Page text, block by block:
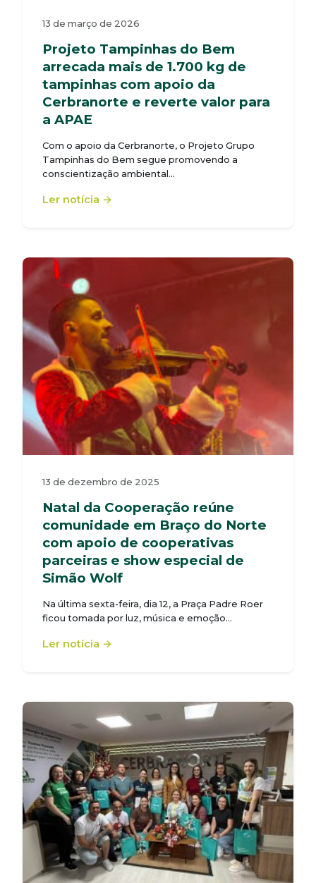
13 de março de 2026
Projeto Tampinhas do Bem
arrecada mais de 1.700 kg de
tampinhas com apoio da
Cerbranorte e reverte valor para
a APAE
Com o apoio da Cerbranorte, o Projeto Grupo
Tampinhas do Bem segue promovendo a
conscientização ambiental…
Ler notícia →
13 de dezembro de 2025
Natal da Cooperação reúne
comunidade em Braço do Norte
com apoio de cooperativas
parceiras e show especial de
Simão Wolf
Na última sexta-feira, dia 12, a Praça Padre Roer
ficou tomada por luz, música e emoção…
Ler notícia →